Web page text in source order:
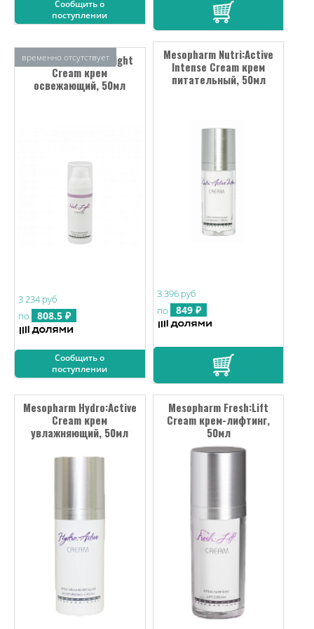
Сообщить о
поступлении
Mesopharm Fresh:Light
Cream крем
освежающий, 50мл
3 234 руб
по
808.5 ₽
временно отсутствует
Сообщить о
поступлении
Mesopharm Nutri:Active
Intense Cream крем
питательный, 50мл
3 396 руб
по
849 ₽
Mesopharm Hydro:Active
Cream крем
увлажняющий, 50мл
Mesopharm Fresh:Lift
Cream крем-лифтинг,
50мл